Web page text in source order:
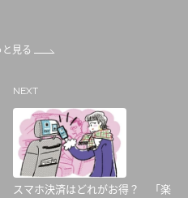
見る
NEXT
スマホ決済はどれがお得？ 「楽